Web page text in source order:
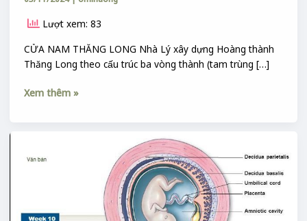
Lượt xem: 83
CỬA NAM THĂNG LONG Nhà Lý xây dựng Hoàng thành
Thăng Long theo cấu trúc ba vòng thành (tam trùng […]
Xem thêm »
THAI